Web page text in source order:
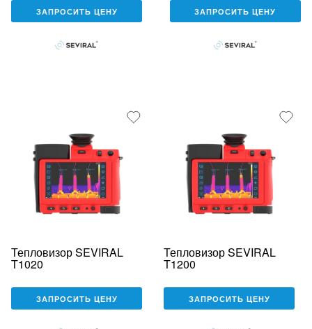
ЗАПРОСИТЬ ЦЕНУ ЗАПРОСИТЬ ЦЕНУ
Тепловизор SEVIRAL
T1020
ЗАПРОСИТЬ ЦЕНУ
Тепловизор SEVIRAL
T1200
ЗАПРОСИТЬ ЦЕНУ